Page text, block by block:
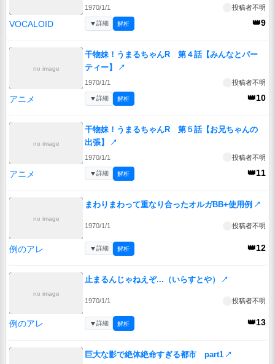
1970/1/1 投稿者不明
VOCALOID 👑9
▼詳細 解析
no image
干物妹！うまるちゃんR 第４話【みんなとパー
ティー】
↗
1970/1/1 投稿者不明
アニメ 👑10
▼詳細 解析
no image
干物妹！うまるちゃんR 第５話【お兄ちゃんの
出張】
↗
1970/1/1 投稿者不明
アニメ 👑11
▼詳細 解析
no image
まわりまわって重なり合ったオルガBB+使用例 ↗
1970/1/1 投稿者不明
例のアレ 👑12
▼詳細 解析
no image
止まるんじゃねえぞ...（いらすとや） ↗
1970/1/1 投稿者不明
例のアレ 👑13
▼詳細 解析
巨大な影で絶体絶命すぎる都市 part1 ↗